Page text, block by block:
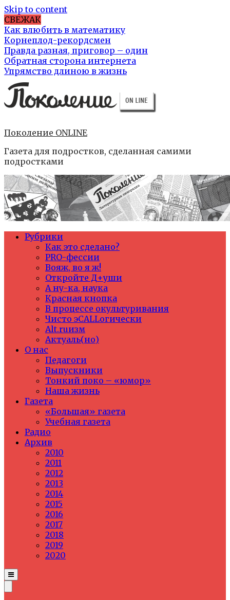
Skip to content
СВЕЖАК
Как влюбить в математику
Корнеплод-рекордсмен
Правда разная, приговор – один
Обратная сторона интернета
Упрямство длиною в жизнь
Поколение ONLINE
Газета для подростков, сделанная самими
подростками
Рубрики
Как это сделано?
PRO-фессии
Вояж, во я ж!
Откройте Д+уши
А ну-ка, наука
Красная кнопка
В процессе окультуривания
Чисто эCALLогически
Alt.ruизм
Актуаль(но)
О нас
Педагоги
Выпускники
Тонкий поко – «юмор»
Наша жизнь
Газета
«Большая» газета
Учебная газета
Радио
Архив
2010
2011
2012
2013
2014
2015
2016
2017
2018
2019
2020